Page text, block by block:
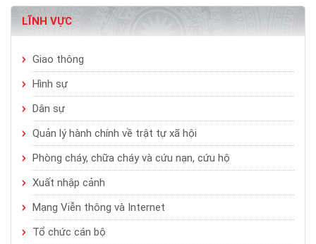
LĨNH VỰC
Giao thông
Hình sự
Dân sự
Quản lý hành chính về trật tự xã hội
Phòng cháy, chữa cháy và cứu nạn, cứu hộ
Xuất nhập cảnh
Mạng Viễn thông và Internet
Tổ chức cán bộ